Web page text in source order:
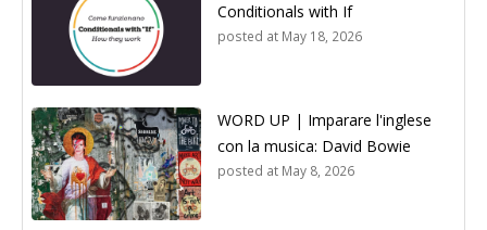
Conditionals with If
posted at May 18, 2026
WORD UP | Imparare l'inglese
con la musica: David Bowie
posted at May 8, 2026